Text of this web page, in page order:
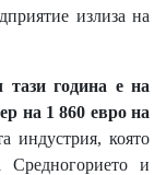
излиза на
тази година е на
на 1 860 евро на
индустрия, която
и